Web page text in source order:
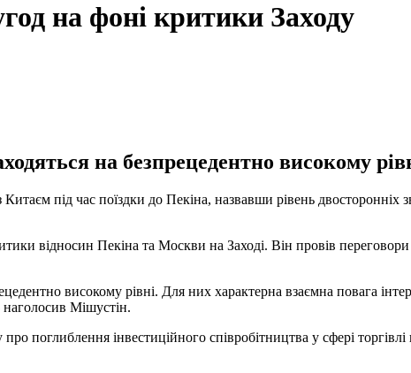
на фоні критики Заходу
на безпрецедентно високому
під час поїздки до Пекіна, назвавши рівень
відносин Пекіна та Москви на Заході. Він провів
високому рівні. Для них характерна взаємна повага
наголосив Мішустін.
поглиблення інвестиційного співробітництва у сфері торгівлі